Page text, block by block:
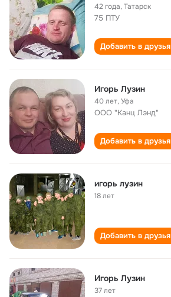
42 года,Татарск
75 ПТУ
Добавить в друзья
Игорь Лузин
40 лет,Уфа
ООО "Канц Лэнд"
Добавить в друзья
игорь лузин
18 лет
Добавить в друзья
Игорь Лузин
37 лет